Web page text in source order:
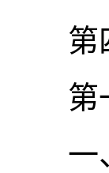
第四
第一
一、